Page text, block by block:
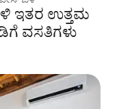
ಇತರ ಉತ್ತಮ
ವಸತಿಗಳು